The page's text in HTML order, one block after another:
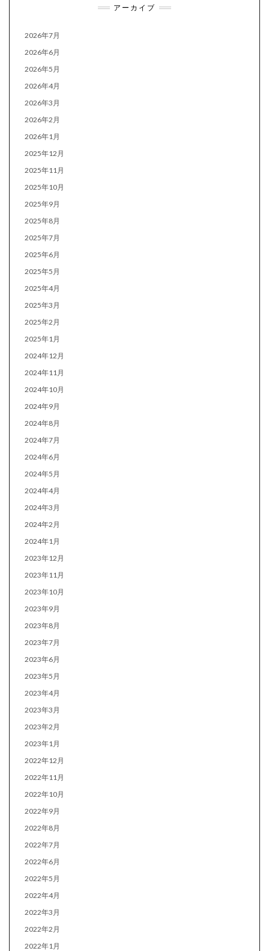
アーカイブ
2026年7月
2026年6月
2026年5月
2026年4月
2026年3月
2026年2月
2026年1月
2025年12月
2025年11月
2025年10月
2025年9月
2025年8月
2025年7月
2025年6月
2025年5月
2025年4月
2025年3月
2025年2月
2025年1月
2024年12月
2024年11月
2024年10月
2024年9月
2024年8月
2024年7月
2024年6月
2024年5月
2024年4月
2024年3月
2024年2月
2024年1月
2023年12月
2023年11月
2023年10月
2023年9月
2023年8月
2023年7月
2023年6月
2023年5月
2023年4月
2023年3月
2023年2月
2023年1月
2022年12月
2022年11月
2022年10月
2022年9月
2022年8月
2022年7月
2022年6月
2022年5月
2022年4月
2022年3月
2022年2月
2022年1月